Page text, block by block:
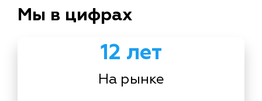
Мы в цифрах
12 лет
На рынке